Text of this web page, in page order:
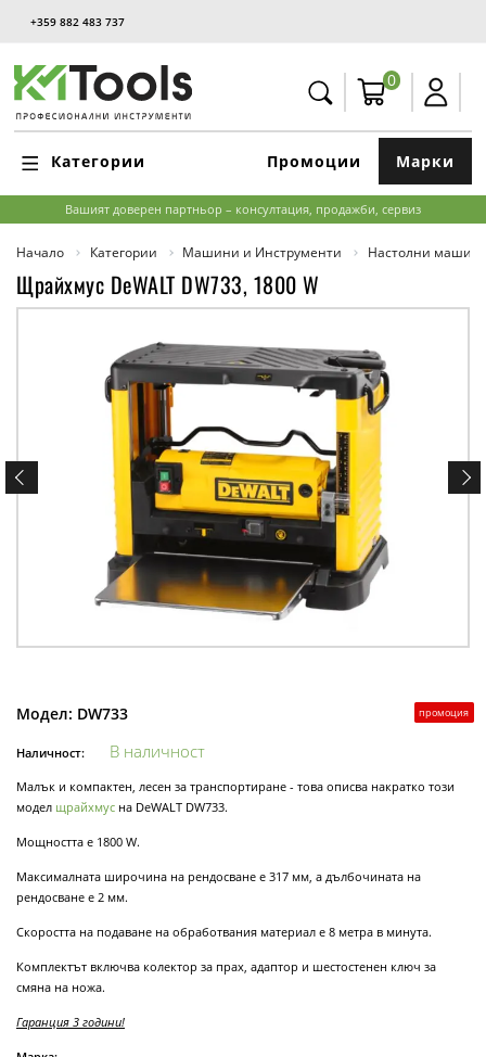
+359 882 483 737
0
Категории Марки
Промоции
Вашият доверен партньор – консултация, продажби, сервиз
Начало Категории Машини и Инструменти Настолни
Щрайхмус DeWALT DW733, 1800 W
промоция
Модел: DW733
Наличност: В наличност
Малък и компактен, лесен за транспортиране - това описва накратко този
модел щрайхмус на DeWALT DW733.
Мощността е 1800 W.
Максималната широчина на рендосване е 317 мм, а дълбочината на
рендосване е 2 мм.
Скоростта на подаване на обработвания материал е 8 метра в минута.
Комплектът включва колектор за прах, адаптор и шестостенен ключ за
смяна на ножа.
Гаранция 3 години!